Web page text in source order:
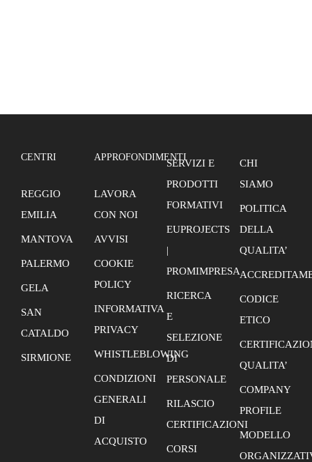
CENTRI
REGGIO
EMILIA
MANTOVA
PALERMO
GELA
SAN
CATALDO
SIRMIONE
APPROFONDIMENTI
LAVORA
CON NOI
AVVISI
COOKIE
POLICY
INFORMATIVA
PRIVACY
WHISTLEBLOWING
CONDIZIONI
GENERALI
DI
ACQUISTO
SERVIZI E
PRODOTTI
FORMATIVI
EUPROJECTS
|
PROMIMPRESA
RICERCA
E
SELEZIONE
DI
PERSONALE
RILASCIO
CERTIFICAZIONI
CORSI
CHI
SIAMO
POLITICA
DELLA
QUALITA’
CODICE
ETICO
QUALITA’
COMPANY
PROFILE
MODELLO